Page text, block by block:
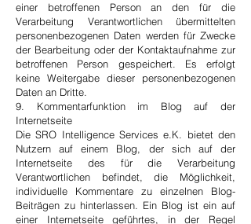
einer betroffenen Person an den für die
Verarbeitung Verantwortlichen übermittelten
personenbezogenen Daten werden für Zwecke
der Bearbeitung oder der Kontaktaufnahme zur
betroffenen Person gespeichert. Es erfolgt
keine Weitergabe dieser personenbezogenen
Daten an Dritte.
9. Kommentarfunktion im Blog auf der
Internetseite
Die SRO Intelligence Services e.K. bietet den
Nutzern auf einem Blog, der sich auf der
Internetseite des für die Verarbeitung
Verantwortlichen befindet, die Möglichkeit,
individuelle Kommentare zu einzelnen Blog-
Beiträgen zu hinterlassen. Ein Blog ist ein auf
einer Internetseite geführtes, in der Regel